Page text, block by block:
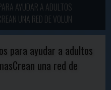
AYUDAR A ADULTOS
UNA RED DE VOLUN
para ayudar a adultos
una red de